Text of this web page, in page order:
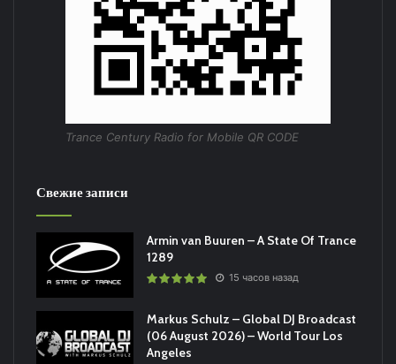
Trance Century Radio for Mobile QR CODE
Свежие записи
Armin van Buuren – A State Of Trance
1289
15 часов назад
Markus Schulz – Global DJ Broadcast
(06 August 2026) – World Tour Los
Angeles